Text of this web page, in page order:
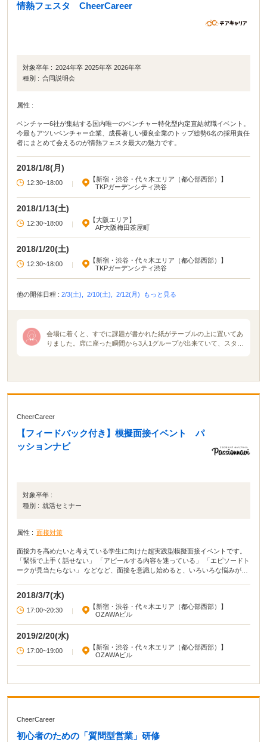
情熱フェスタ CheerCareer
対象卒年 : 2024年卒 2025年卒 2026年卒
種別 : 合同説明会
属性 :
ベンチャー6社が集結する国内唯一のベンチャー特化型内定直結就職イベント。
今最もアツいベンチャー企業、成長著しい優良企業のトップ総勢6名の採用責任
者にまとめて会えるのが情熱フェスタ最大の魅力です。
2018/1/8(月)
12:30~18:00 |
【新宿・渋谷・代々木エリア（都心部西部）】
TKPガーデンシティ渋谷
2018/1/13(土)
12:30~18:00 |
【大阪エリア】
AP大阪梅田茶屋町
2018/1/20(土)
12:30~18:00 |
【新宿・渋谷・代々木エリア（都心部西部）】
TKPガーデンシティ渋谷
他の開催日程 : 2/3(土), 2/10(土), 2/12(月) もっと見る
会場に着くと、すでに課題が書かれた紙がテーブルの上に置いてあ
りました。席に座った瞬間から3人1グループが出来ていて、スタッ
プレゼンテーションは全て点数化され、企画力、情熱力、プレゼン
の座談会をするという形でした。
CheerCareer
【フィードバック付き】模擬面接イベント パ
ッションナビ
対象卒年 :
種別 : 就活セミナー
属性 : 面接対策
面接力を高めたいと考えている学生に向けた超実践型模擬面接イベントです。
「緊張で上手く話せない」 「アピールする内容を迷っている」 「エピソードト
ークが見当たらない」 などなど、面接を意識し始めると、いろいろな悩みが出
意図を理解した受け答え方が出来るようになるまで、プロ目線のフィードバッ
クをもらいながら何度も繰り返すことができます！
2018/3/7(水)
17:00~20:30 |
【新宿・渋谷・代々木エリア（都心部西部）】
OZAWAビル
2019/2/20(水)
17:00~19:00 |
【新宿・渋谷・代々木エリア（都心部西部）】
OZAWAビル
CheerCareer
初心者のための「質問型営業」研修